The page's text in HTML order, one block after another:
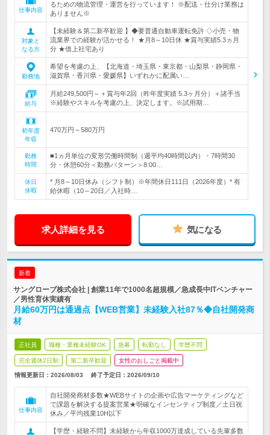
仕事内容
るための物流管理・運営を行っています！ ※配送・仕分け業務は
ありません※
対象と
なる方
【未経験＆第二新卒歓迎 】◆要普通自動車運転免許 ◇小売・物
流業界での経験が活かせる！ ★月8～10日休 ★賞与実績5.3ヵ月
分 ★借上社宅あり
勤務地
希望を考慮の上、【北海道・埼玉県・東京都・山梨県・静岡県・
滋賀県・香川県・愛媛県】いずれかに配属い…
給与
月給249,500円～＋賞与年2回（昨年度実績 5.3ヶ月分）＋諸手当
※経験やスキルを考慮の上、決定します。※試用期…
初年度
年収
470万円～580万円
勤務
時間
■1ヵ月単位の変形労働時間制（週平均40時間以内）・7時間30
分・休憩60分＜勤務パターン＞8:00…
休日
休暇
* 月8～10日休み（シフト制）※年間休日111日（2026年度）* 有
給休暇（10～20日／入社時…
求人詳細を見る 気になる
新着
サングローブ株式会社 | 創業11年で1000名超規模／急成長中ITベンチャー
／男性育休実績有
月給60万円は通過点【WEB営業】未経験入社87％◆自社開発商
材
正社員 職種・業種未経験OK 急募 転勤なし 学歴不問
完全週休2日制 第二新卒歓迎 女性のおしごと掲載中
情報更新日：2026/08/03 終了予定日： 2026/09/10
仕事内容
自社開発商材多数★WEBサイトの企画や広告マーケティングなど
で課題を解決する提案営業★明確なインセンティブ制度／土日祝
休み／平均残業10H以下
【学歴・経験不問】未経験から年収1000万達成している先輩多数